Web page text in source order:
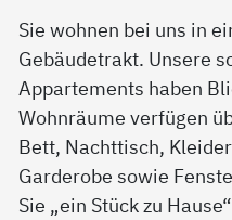
Sie wohnen bei uns in
Gebäudetrakt. Unsere
Appartements haben
Wohnräume verfügen
Bett, Nachttisch,
Garderobe sowie
Sie „ein Stück zu